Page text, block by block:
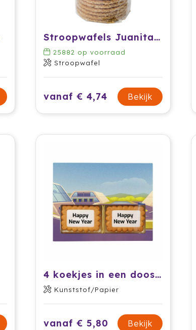
Stroopwafels Juanita | 8 stuks
25882 op voorraad
Stroopwafel
vanaf € 4,74 Bekijk
4 koekjes in een doosje
Kunststof/Papier
vanaf € 5,80 Bekijk